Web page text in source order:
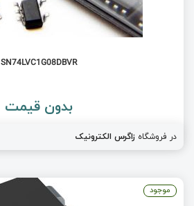
SN74LVC1G08DBVR
بدون قیمت
در فروشگاه زاگرس الکترونیک
موجود